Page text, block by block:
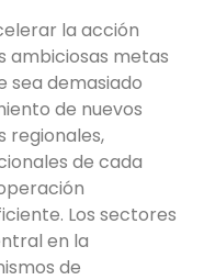
la acción
ambiciosas metas
sea demasiado
de nuevos
regionales,
de cada
Los sectores
en la
de